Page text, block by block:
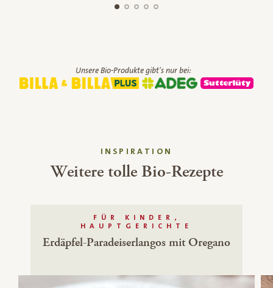
Unsere Bio-Produkte gibt's nur bei:
INSPIRATION
Weitere tolle Bio-Rezepte
FÜR KINDER,
HAUPTGERICHTE
Erdäpfel-Paradeiserlangos mit Oregano